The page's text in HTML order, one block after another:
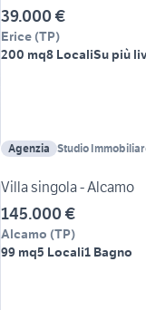
39.000 €
Erice (TP)
200 mq8 LocaliSu più
Agenzia Studio
Villa singola - Alcamo
145.000 €
Alcamo (TP)
99 mq5 Locali1 Bagno